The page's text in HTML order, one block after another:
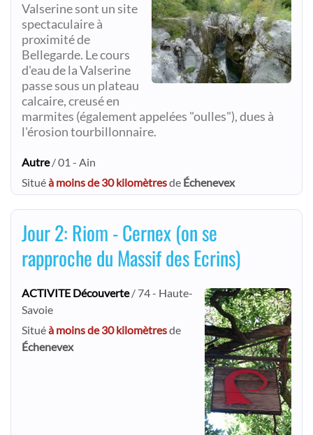
Valserine sont un site
spectaculaire à
proximité de
Bellegarde. Le cours
d'eau de la Valserine
passe sous un plateau
calcaire, creusé en
marmites (également appelées "oulles"), dues à
l'érosion tourbillonnaire.
Autre/ 01 - Ain
Situéà moins de 30 kilomètresde Échenevex
Jour 2: Riom - Cernex (on se
rapproche du Massif des Ecrins)
ACTIVITE Découverte/ 74 - Haute-
Savoie
Situéà moins de 30 kilomètresde
Échenevex